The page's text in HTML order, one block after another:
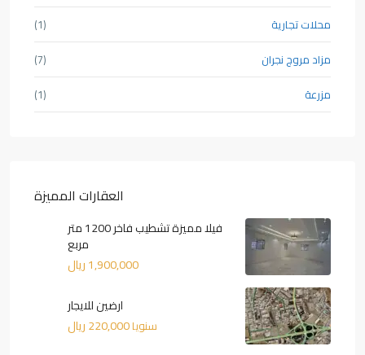
محلات تجارية
(1)
مزاد مروج نجران
(7)
مزرعة
(1)
العقارات المميزة
فيلا مميزة تشطيب فاخر 1200 متر
مربع
1,900,000 ريال
ارضين للايجار
سنويا220,000 ريال